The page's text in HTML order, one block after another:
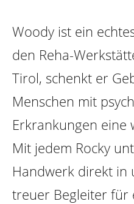
essential drops
Woody ist ein
den Reha-
Tirol, schenkt er
Menschen mit
Erkrankungen eine
Mit jedem Rocky
Handwerk direkt in
treuer Begleiter für